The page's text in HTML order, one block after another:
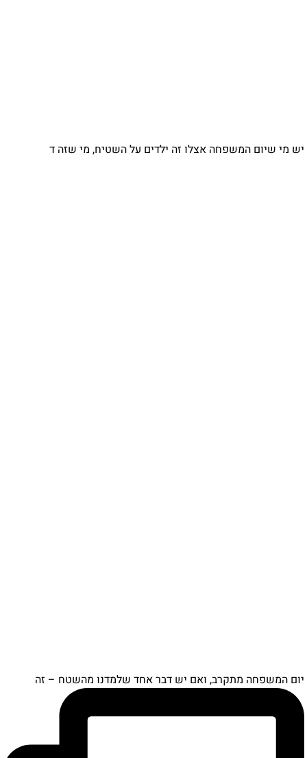
מי שיום המשפחה אצלו זה ילדים על השטיח, מי שזה ד
המשפחה מתקרב, ואם יש דבר אחד שלמדנו מהשטח – זה